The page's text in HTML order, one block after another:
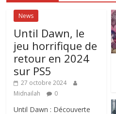
News
Until Dawn, le
jeu horrifique de
retour en 2024
sur PS5
27 octobre 2024
Midnailah
0
Until Dawn : Découverte